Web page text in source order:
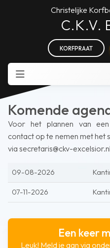
Christelijke
C.K.V.
KORFPRAAT
Komende
Voor het plannen van
contact op te nemen met het
via secretaris@ckv-excelsior.nl
09-08-2026
07-11-2026
Een keer
Leuk! Meld je aan via